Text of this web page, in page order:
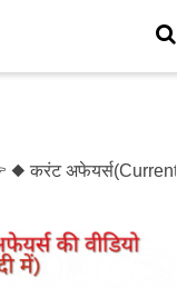
अफेयर्स(Current